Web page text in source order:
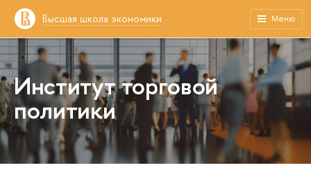
Высшая школа экономики Меню
Институт торговой
политики